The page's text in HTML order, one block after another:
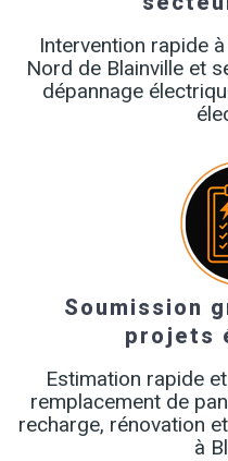
Intervention rapide
Nord de Blainville et
dépannage
Soumission
projets
Estimation rapide
remplacement de
recharge, rénovation
à